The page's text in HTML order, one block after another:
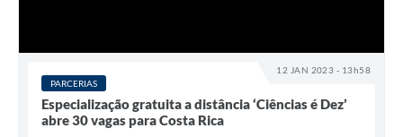
12 JAN 2023 - 13h58
PARCERIAS
Especialização gratuita a distância ‘Ciências é Dez’
abre 30 vagas para Costa Rica